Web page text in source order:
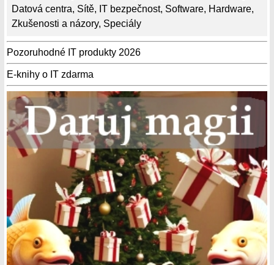
Datová centra, Sítě, IT bezpečnost, Software, Hardware,
Zkušenosti a názory, Speciály
Pozoruhodné IT produkty 2026
E-knihy o IT zdarma